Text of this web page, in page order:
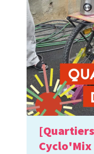
Cyclo'Mix